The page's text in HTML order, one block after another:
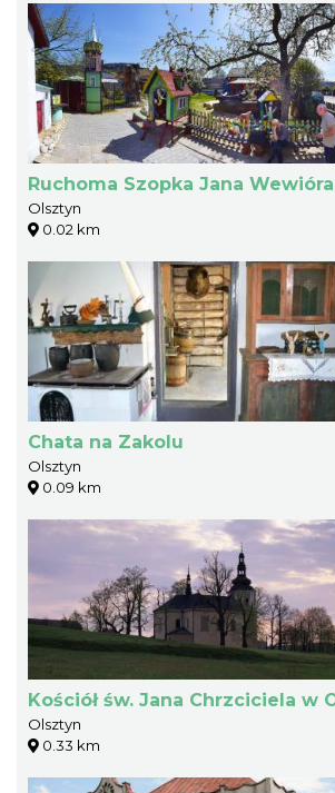
Ruchoma Szopka Jana
Olsztyn
0.02 km
Chata na Zakolu
Olsztyn
0.09 km
Kościół św. Jana Chrzciciela w
Olsztyn
0.33 km